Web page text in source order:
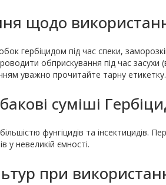
щодо
гербіцидом під час спеки,
обприскування під час засухи
уважно прочитайте тарну етикетку.
суміші
фунгіцидів та інсектицидів.
у невеликій ємності.
при